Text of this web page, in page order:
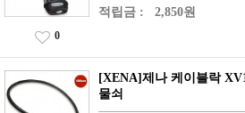
적립금 : 2,850원
0
[XENA]제나 케이블락
물쇠